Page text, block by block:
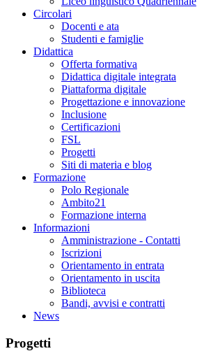
Circolari
Docenti e ata
Studenti e famiglie
Didattica
Offerta formativa
Didattica digitale integrata
Piattaforma digitale
Progettazione e innovazione
Inclusione
Certificazioni
FSL
Progetti
Siti di materia e blog
Formazione
Polo Regionale
Ambito21
Formazione interna
Informazioni
Amministrazione - Contatti
Iscrizioni
Orientamento in entrata
Orientamento in uscita
Biblioteca
Bandi, avvisi e contratti
News
Progetti